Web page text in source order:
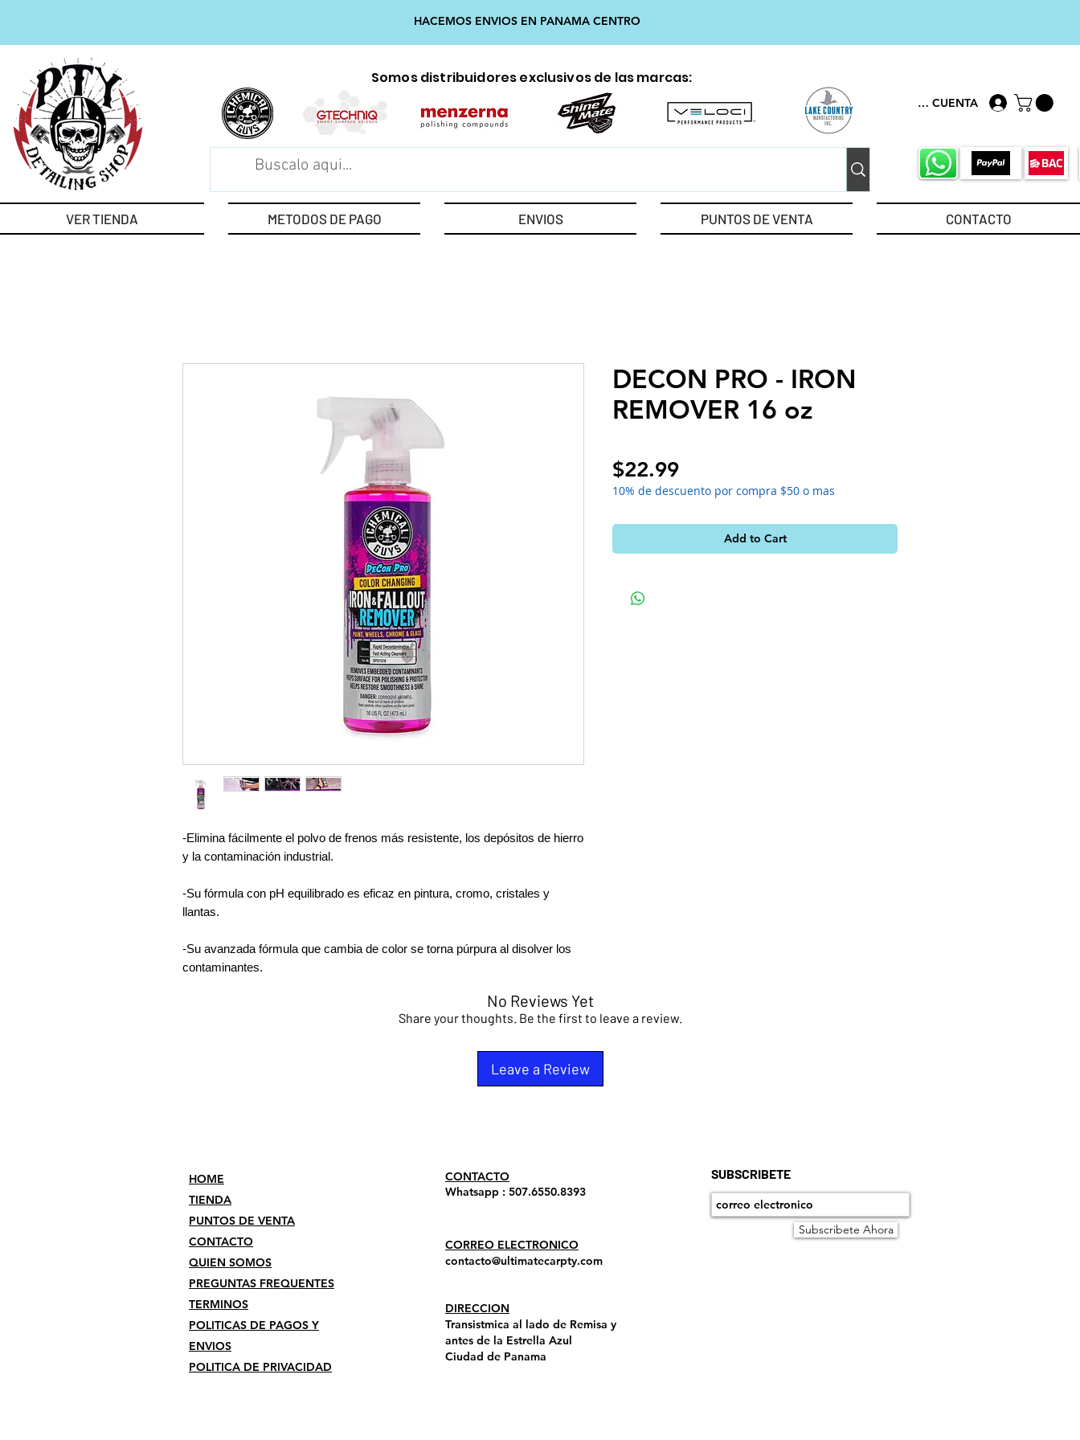
HACEMOS ENVIOS EN PANAMA CENTRO
Somos distribuidores exclusivos de las marcas:
MI CUENTA
VER TIENDA METODOS DE PAGO ENVIOS PUNTOS DE VENTA CONTACTO
-Elimina fácilmente el polvo de frenos más resistente, los depósitos de hierro
y la contaminación industrial.
-Su fórmula con pH equilibrado es eficaz en pintura, cromo, cristales y
llantas.
-Su avanzada fórmula que cambia de color se torna púrpura al disolver los
contaminantes.
DECON PRO - IRON
REMOVER 16 oz
$22.99Price
10% de descuento por compra $50 o mas
Add to Cart
No Reviews Yet
Share your thoughts. Be the first to leave a review.
Leave a Review
HOME
TIENDA
PUNTOS DE VENTA
CONTACTO
QUIEN SOMOS
PREGUNTAS FREQUENTES
TERMINOS
POLITICAS DE PAGOS Y
ENVIOS
POLITICA DE PRIVACIDAD
​CONTACTO
Whatsapp : 507.6550.8393
CORREO ELECTRONICO
contacto@ultimatecarpty.com
SUBSCRIBETE
Subscribete Ahora
DIRECCION
Transistmica al lado de Remisa y
antes de la Estrella Azul
Ciudad de Panama